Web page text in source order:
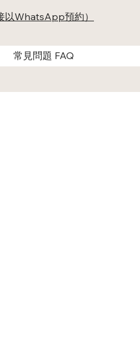
常見問題 FAQ
WhatsApp預約）